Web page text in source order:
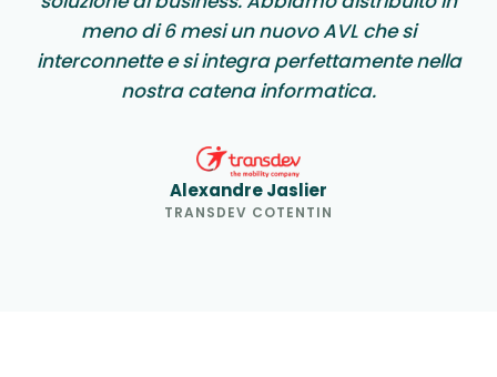
meno di 6 mesi un nuovo AVL che si
interconnette e si integra perfettamente nella
nostra catena informatica.
Alexandre Jaslier
TRANSDEV COTENTIN